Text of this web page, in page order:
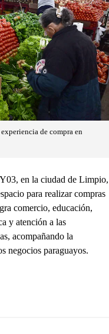
de compra en
en la ciudad de Limpio,
para realizar compras
comercio, educación,
y atención a las
acompañando la
negocios paraguayos.